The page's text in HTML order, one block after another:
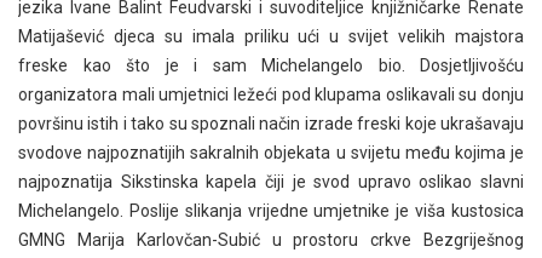
jezika Ivane Balint Feudvarski i suvoditeljice knjižničarke Renate
Matijašević djeca su imala priliku ući u svijet velikih majstora
freske kao što je i sam Michelangelo bio. Dosjetljivošću
organizatora mali umjetnici ležeći pod klupama oslikavali su donju
površinu istih i tako su spoznali način izrade freski koje ukrašavaju
svodove najpoznatijih sakralnih objekata u svijetu među kojima je
najpoznatija Sikstinska kapela čiji je svod upravo oslikao slavni
Michelangelo. Poslije slikanja vrijedne umjetnike je viša kustosica
GMNG Marija Karlovčan-Subić u prostoru crkve Bezgriješnog